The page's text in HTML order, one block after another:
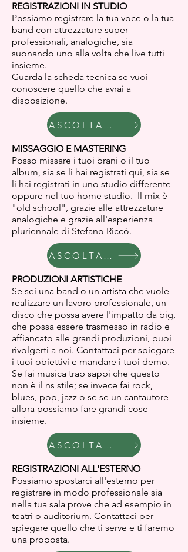
REGISTRAZIONI IN STUDIO
Possiamo registrare la tua voce o la tua
band con attrezzature super
professionali, analogiche, sia
suonando uno alla volta che live tutti
insieme.
Guarda la scheda tecnica se vuoi
conoscere quello che avrai a
disposizione.
ASCOLTA ESEMPI
MISSAGGIO E MASTERING
Posso missare i tuoi brani o il tuo
album, sia se li hai registrati qui, sia se
li hai registrati in uno studio differente
oppure nel tuo home studio. Il mix è
"old school", grazie alle attrezzature
analogiche e grazie all'esperienza
pluriennale di Stefano Riccò.
ASCOLTA ESEMPI
PRODUZIONI ARTISTICHE
Se sei una band o un artista che vuole
realizzare un lavoro professionale, un
disco che possa avere l'impatto da big,
che possa essere trasmesso in radio e
affiancato alle grandi produzioni, puoi
rivolgerti a noi. Contattaci per spiegare
i tuoi obiettivi e mandare i tuoi demo.
Se fai musica trap sappi che questo
non è il ns stile; se invece fai rock,
blues, pop, jazz o se se un cantautore
allora possiamo fare grandi cose
insieme.
ASCOLTA ESEMPI
REGISTRAZIONI ALL'ESTERNO
Possiamo spostarci all'esterno per
registrare in modo professionale sia
nella tua sala prove che ad esempio in
teatri o auditorium. Contattaci per
spiegare quello che ti serve e ti faremo
una proposta.